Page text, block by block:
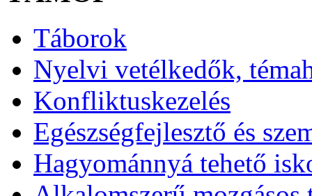
Táborok
Nyelvi vetélkedők,
Konfliktuskezelés
Egészségfejlesztő és
Hagyománnyá tehető